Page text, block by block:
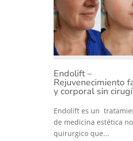
Endolift –
Rejuvenecimiento
y corporal sin
Endolift es un
de medicina estética no
quirurgico que...